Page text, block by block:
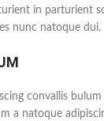
in parturient
nunc natoque dui.
convallis
a natoque